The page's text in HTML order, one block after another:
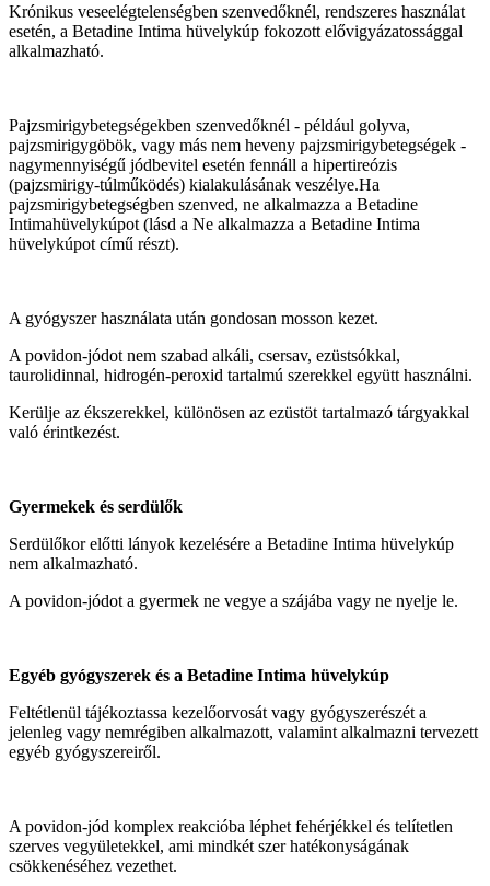
Krónikus veseelégtelenségben szenvedőknél, rendszeres használat
esetén, a Betadine Intima hüvelykúp fokozott elővigyázatossággal
alkalmazható.
Pajzsmirigybetegségekben szenvedőknél ‑ például golyva,
pajzsmirigygöbök, vagy más nem heveny pajzsmirigybetegségek ‑
nagymennyiségű jódbevitel esetén fennáll a hipertireózis
(pajzsmirigy-túlműködés) kialakulásának veszélye.Ha
pajzsmirigybetegségben szenved, ne alkalmazza a Betadine
Intimahüvelykúpot (lásd a Ne alkalmazza a Betadine Intima
hüvelykúpot című részt).
A gyógyszer használata után gondosan mosson kezet.
A povidon-jódot nem szabad alkáli, csersav, ezüstsókkal,
taurolidinnal, hidrogén-peroxid tartalmú szerekkel együtt használni.
Kerülje az ékszerekkel, különösen az ezüstöt tartalmazó tárgyakkal
való érintkezést.
Gyermekek és serdülők
Serdülőkor előtti lányok kezelésére a Betadine Intima hüvelykúp
nem alkalmazható.
A povidon-jódot a gyermek ne vegye a szájába vagy ne nyelje le.
Egyéb gyógyszerek és a Betadine Intima hüvelykúp
Feltétlenül tájékoztassa kezelőorvosát vagy gyógyszerészét a
jelenleg vagy nemrégiben alkalmazott, valamint alkalmazni tervezett
egyéb gyógyszereiről.
A povidon-jód komplex reakcióba léphet fehérjékkel és telítetlen
szerves vegyületekkel, ami mindkét szer hatékonyságának
csökkenéséhez vezethet.